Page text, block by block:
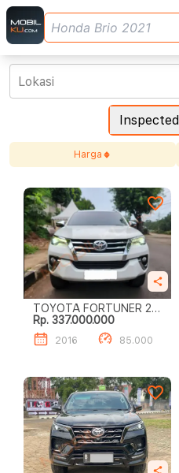
Inspected
Lokasi
Harga
TOYOTA FORTUNER 2.4
VRZ
Rp. 337.000.000
2016 85.000